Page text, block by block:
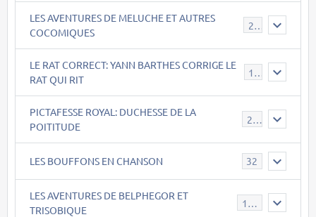
LES AVENTURES DE MELUCHE ET AUTRES
COCOMIQUES
22
LE RAT CORRECT: YANN BARTHES CORRIGE LE
RAT QUI RIT
15
PICTAFESSE ROYAL: DUCHESSE DE LA
POITITUDE
23
LES BOUFFONS EN CHANSON 32
LES AVENTURES DE BELPHEGOR ET
TRISOBIQUE
147